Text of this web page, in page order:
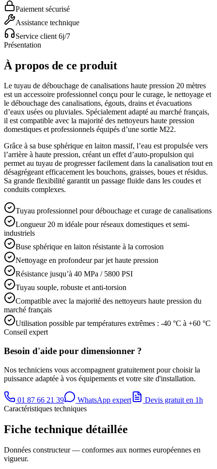
Paiement sécurisé
Assistance technique
Service client 6j/7
Présentation
À propos de ce produit
Le tuyau de débouchage de canalisations haute pression 20 mètres
est un accessoire professionnel conçu pour le curage, le nettoyage et
le débouchage des canalisations, égouts, drains et évacuations
d’eaux usées ou pluviales. Spécialement adapté au marché français,
il est compatible avec la majorité des nettoyeurs haute pression
domestiques et professionnels équipés d’une sortie M22.
Grâce à sa buse sphérique en laiton massif, l’eau est propulsée vers
l’arrière à haute pression, créant un effet d’auto-propulsion qui
permet au tuyau de progresser facilement dans la canalisation tout en
désagrégeant efficacement les bouchons, graisses, boues et résidus.
Sa grande flexibilité garantit un passage fluide dans les coudes et
conduits complexes.
Tuyau professionnel pour débouchage et curage de canalisations
Longueur 20 m idéale pour réseaux domestiques et semi-
industriels
Buse sphérique en laiton résistante à la corrosion
Nettoyage en profondeur par jet haute pression
Résistance jusqu’à 40 MPa / 5800 PSI
Tuyau souple, robuste et anti-torsion
Compatible avec la majorité des nettoyeurs haute pression du
marché français
Utilisation possible par températures extrêmes : -40 °C à +60 °C
Conseil expert
Besoin d'aide pour dimensionner ?
Nos techniciens vous accompagnent gratuitement pour choisir la
puissance adaptée à vos équipements et votre site d'installation.
01 87 66 21 39 WhatsApp expert
Devis gratuit en 1h
Caractéristiques techniques
Fiche technique détaillée
Données constructeur — conformes aux normes européennes en
vigueur.